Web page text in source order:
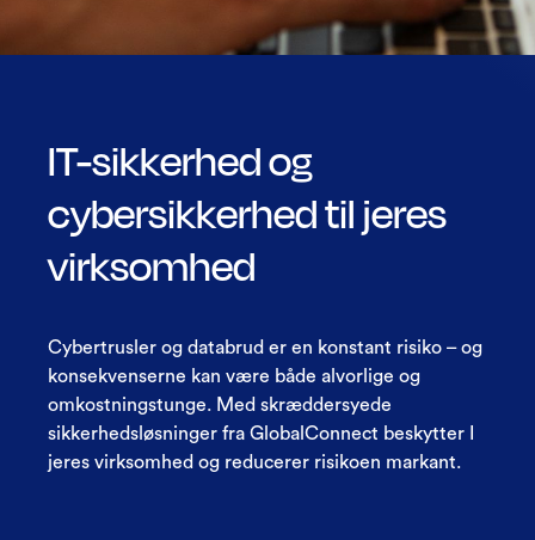
IT-sikkerhed og
cybersikkerhed til jeres
virksomhed
Cybertrusler og databrud er en konstant risiko – og
konsekvenserne kan være både alvorlige og
omkostningstunge. Med skræddersyede
sikkerhedsløsninger fra GlobalConnect beskytter I
jeres virksomhed og reducerer risikoen markant.